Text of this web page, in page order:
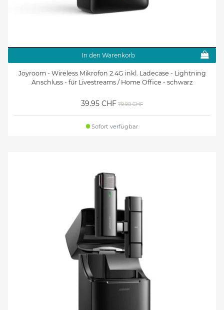
In den Warenkorb
Joyroom - Wireless Mikrofon 2.4G inkl. Ladecase - Lightning
Anschluss - für Livestreams / Home Office - schwarz
39.95 CHF 79.90 CHF
Sofort verfügbar